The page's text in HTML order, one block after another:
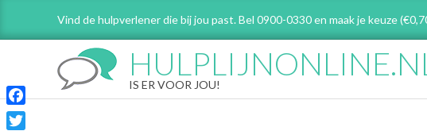
Vind de hulpverlener die bij jou past. Bel 0900-0330 en maak je keuze
IS ER VOOR JOU!
Facebook